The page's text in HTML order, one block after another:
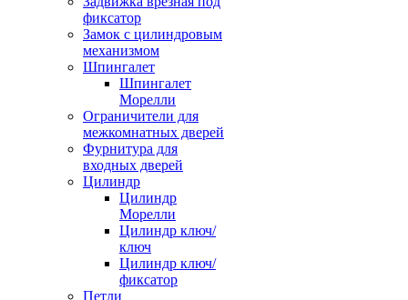
фиксатор
Замок с цилиндровым
механизмом
Шпингалет
Шпингалет
Морелли
Ограничители для
межкомнатных дверей
Фурнитура для
входных дверей
Цилиндр
Цилиндр
Морелли
Цилиндр ключ/
ключ
Цилиндр ключ/
фиксатор
Петли